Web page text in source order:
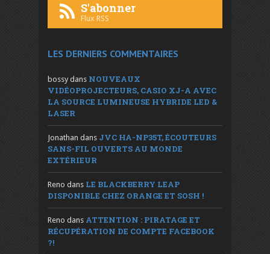
S'abonner
Flux RSS
LES DERNIERS COMMENTAIRES
bossy dans NOUVEAUX
VIDÉOPROJECTEURS, CASIO XJ-A AVEC
LA SOURCE LUMINEUSE HYBRIDE LED &
LASER
Jonathan dans JVC HA-NP35T, ÉCOUTEURS
SANS-FIL OUVERTS AU MONDE
EXTÉRIEUR
Reno dans LE BLACKBERRY LEAP
DISPONIBLE CHEZ ORANGE ET SOSH !
Reno dans ATTENTION : PIRATAGE ET
RÉCUPÉRATION DE COMPTE FACEBOOK
?!